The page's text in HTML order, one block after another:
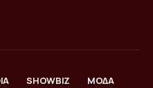
SHOWBIZ
ΜΟΔΑ